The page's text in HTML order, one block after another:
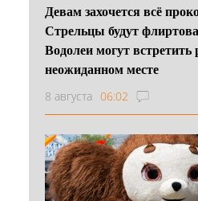
Девам захочется всё
Стрельцы будут
Водолеи могут
неожиданном месте
8 августа 06:02